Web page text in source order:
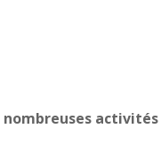
nombreuses activités